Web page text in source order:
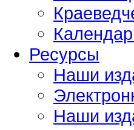
Ресурсы
Наши
Наши